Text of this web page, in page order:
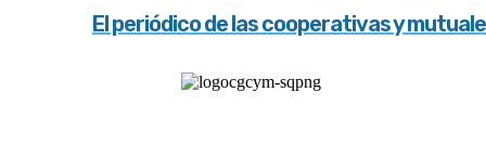
El periódico de las cooperativas y